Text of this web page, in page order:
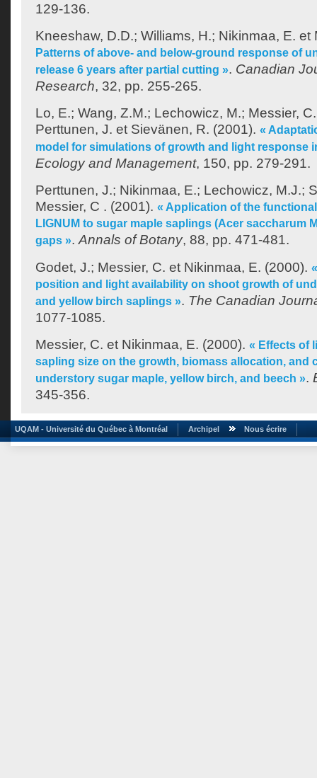
129-136.
Kneeshaw, D.D.; Williams, H.; Nikinmaa, E. et
Patterns of above- and below-ground response of
release 6 years after partial cutting ». Canadian
Research, 32, pp. 255-265.
Lo, E.; Wang, Z.M.; Lechowicz, M.; Messier, C.
Perttunen, J. et Sievänen, R. (2001). «
model for simulations of growth and light response
Ecology and Management, 150, pp. 279-291.
Perttunen, J.; Nikinmaa, E.; Lechowicz, M.J.;
Messier, C . (2001). « Application of the
LIGNUM to sugar maple saplings (Acer saccharum
gaps ». Annals of Botany, 88, pp. 471-481.
Godet, J.; Messier, C. et Nikinmaa, E. (2000).
position and light availability on shoot growth of
and yellow birch saplings ». The Canadian
1077-1085.
Messier, C. et Nikinmaa, E. (2000). « Effects of
sapling size on the growth, biomass allocation, and
understory sugar maple, yellow birch, and beech ».
345-356.
UQAM - Université du Québec à Montréal Archipel Nous écrire